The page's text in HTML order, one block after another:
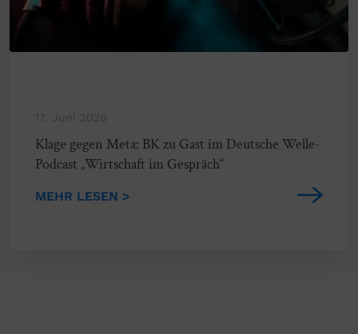
17. Juni 2026
Klage gegen Meta: BK zu Gast im Deutsche Welle-
Podcast „Wirtschaft im Gespräch“
MEHR LESEN >